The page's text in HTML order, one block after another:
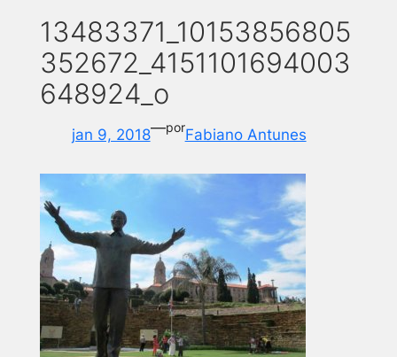
13483371_10153856805
352672_4151101694003
648924_o
jan 9, 2018—porFabiano Antunes